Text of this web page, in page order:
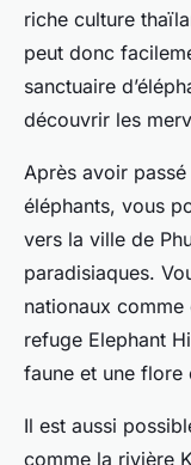
riche culture
peut donc
sanctuaire
découvrir les
Après avoir
éléphants, vous
vers la ville de
paradisiaques.
nationaux
refuge Elephant
faune et une flore
Il est aussi
comme la rivière